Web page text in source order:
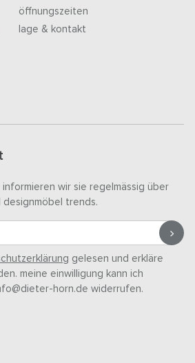
öffnungszeiten
lage & kontakt
wir sie regelmässig über
trends.
gelesen und erkläre
meine einwilligung kann ich
horn.de widerrufen.